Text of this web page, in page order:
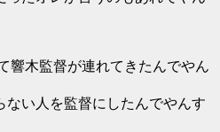
響木監督が連れてきたんでやん
ない人を監督にしたんでやんす